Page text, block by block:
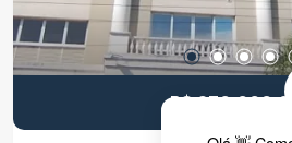
comércios e serviços. Agende sua visita e
conheça o espaço ideal para
R$